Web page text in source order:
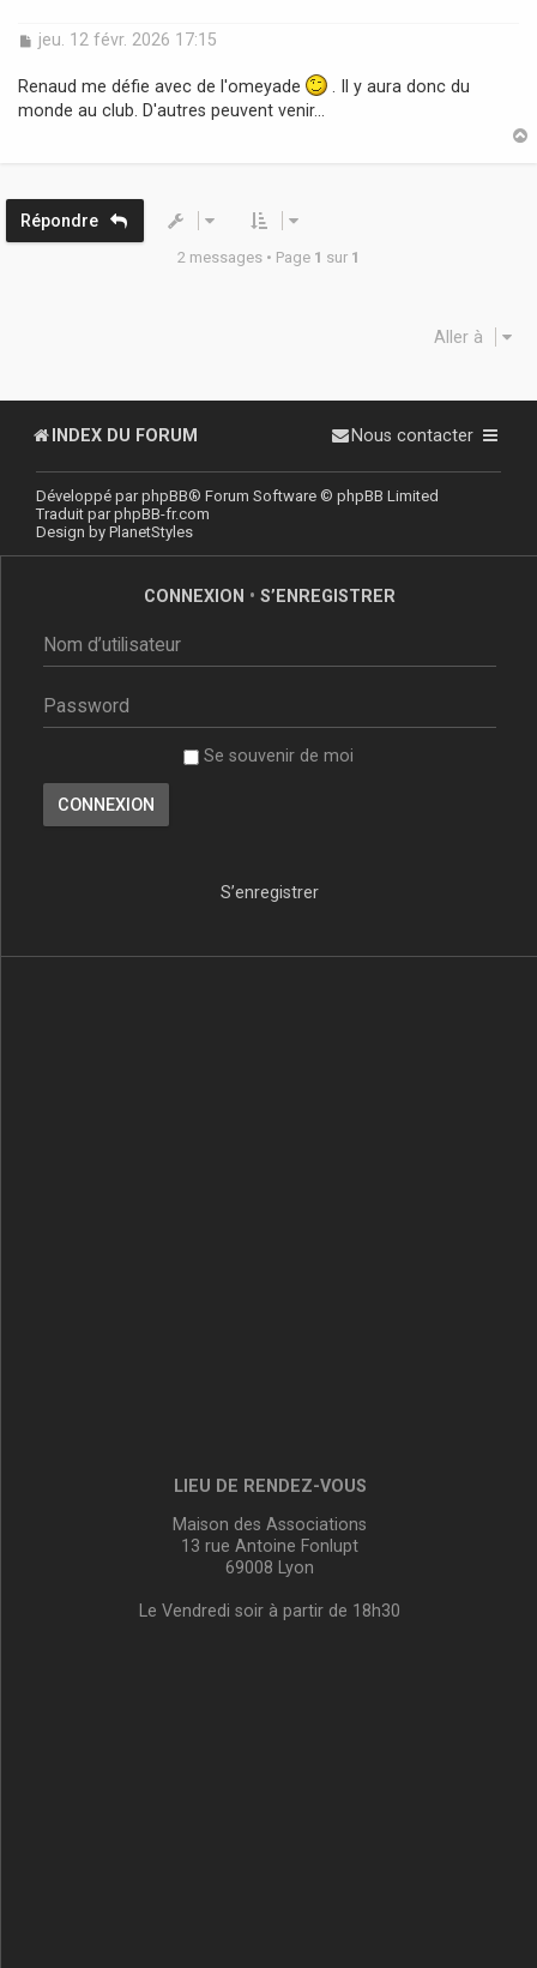
M
s
a
jeu. 12 févr. 2026 17:15
Renaud me défie avec de l'omeyade
. Il y aura donc du
monde au club. D'autres peuvent venir...
Répondre
2 messages • Page 1 sur 1
Aller à
INDEX DU FORUM Nous contacter
Développé parphpBB® Forum Software © phpBB Limited
Traduit parphpBB-fr.com
Design by PlanetStyles
CONNEXION • S’ENREGISTRER
Se souvenir de moi
S’enregistrer
LIEU DE RENDEZ-VOUS
Maison des Associations
13 rue Antoine Fonlupt
69008 Lyon
Le Vendredi soir à partir de 18h30